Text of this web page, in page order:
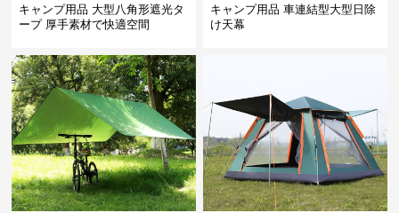
キャンプ用品 大型八角形遮光タ
ープ 厚手素材で快適空間
キャンプ用品 車連結型大型日除
け天幕